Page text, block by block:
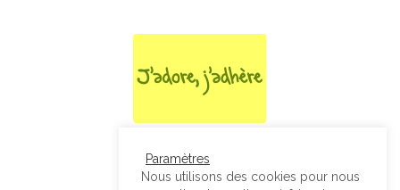
Paramètres
Nous utilisons des cookies pour nous